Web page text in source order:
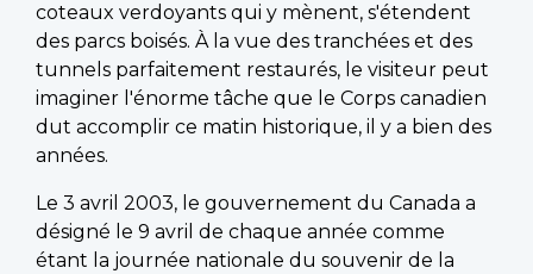
coteaux verdoyants qui y mènent, s'étendent
des parcs boisés. À la vue des tranchées et des
tunnels parfaitement restaurés, le visiteur peut
imaginer l'énorme tâche que le Corps canadien
dut accomplir ce matin historique, il y a bien des
années.
Le 3 avril 2003, le gouvernement du Canada a
désigné le 9 avril de chaque année comme
étant la journée nationale du souvenir de la